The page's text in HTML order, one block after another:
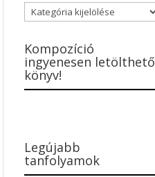
Blogbejegyzések
kategóriái
Kompozíció
ingyenesen letölthető
könyv!
Legújabb
tanfolyamok